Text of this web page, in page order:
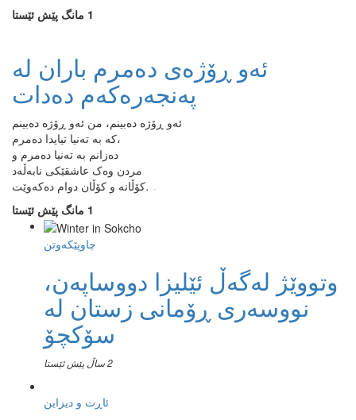
1 مانگ پێش ئێستا
ئەو ڕۆژەی دەمرم باران لە
پەنجەرەکەم دەدات
ئەو ڕۆژە دەبینم، من ئەو ڕۆژە دەبینم
کە بە تەنیا تیایدا دەمرم،
دەزانم بە تەنیا دەمرم و
مردن وەک عاشقێکی نابەڵەد
کۆڵانە و کۆڵان دوام دەکەوێت…
1 مانگ پێش ئێستا
چاوپێکەوتن
وتووێژ لەگەڵ ئێلیزا دووساپەن،
نووسەری ڕۆمانی زستان لە
سۆکچۆ
2 ساڵ پێش ئێستا
ئاڕت و دیزاین